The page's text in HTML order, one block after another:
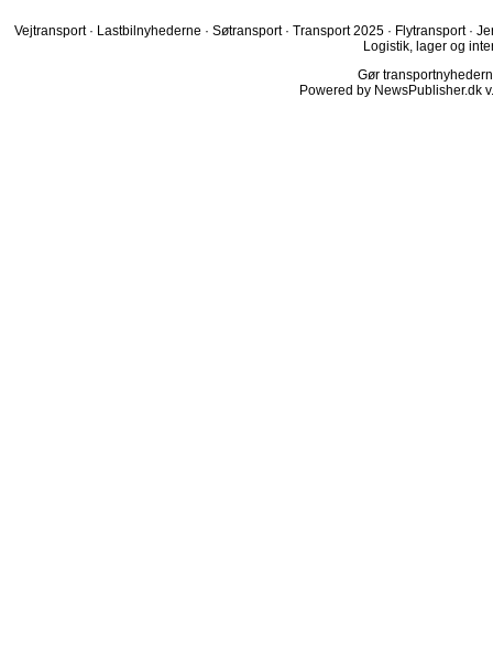
Vejtransport · Lastbilnyhederne · Søtransport · Transport 2025 · Flytransport ·
Logistik, lager og
Gør
Powered by NewsPublisher.dk